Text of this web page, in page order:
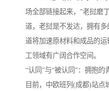
场全部链接起来，”老挝磨
道，老挝是不发达，拥有
道将加速原材料和成品的
工领域有广阔合作空间。
“认同”与“被认同”：拥抱的
目前，中欧班列(成都)站点